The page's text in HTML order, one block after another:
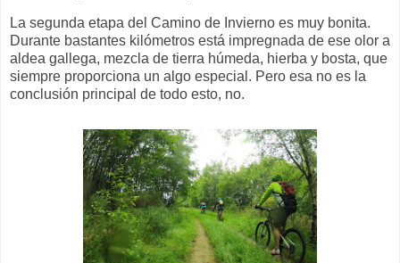
La segunda etapa del Camino de Invierno es muy bonita.
Durante bastantes kilómetros está impregnada de ese olor a
aldea gallega, mezcla de tierra húmeda, hierba y bosta, que
siempre proporciona un algo especial. Pero esa no es la
conclusión principal de todo esto, no.